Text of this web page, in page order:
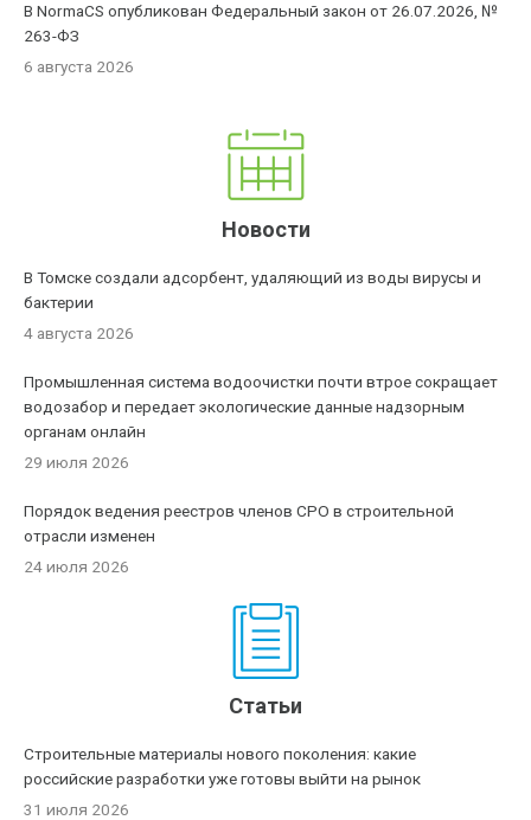
В NormaCS опубликован Федеральный закон от 26.07.2026, №
263-ФЗ
6 августа 2026
Новости
В Томске создали адсорбент, удаляющий из воды вирусы и
бактерии
4 августа 2026
Промышленная система водоочистки почти втрое сокращает
водозабор и передает экологические данные надзорным
органам онлайн
29 июля 2026
Порядок ведения реестров членов СРО в строительной
отрасли изменен
24 июля 2026
Статьи
Строительные материалы нового поколения: какие
российские разработки уже готовы выйти на рынок
31 июля 2026